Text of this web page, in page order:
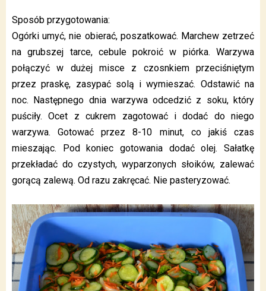
Sposób przygotowania:
Ogórki umyć, nie obierać, poszatkować. Marchew zetrzeć
na grubszej tarce, cebule pokroić w piórka. Warzywa
połączyć w dużej misce z czosnkiem przeciśniętym
przez praskę, zasypać solą i wymieszać. Odstawić na
noc. Następnego dnia warzywa odcedzić z soku, który
puściły. Ocet z cukrem zagotować i dodać do niego
warzywa. Gotować przez 8-10 minut, co jakiś czas
mieszając. Pod koniec gotowania dodać olej. Sałatkę
przekładać do czystych, wyparzonych słoików, zalewać
gorącą zalewą. Od razu zakręcać. Nie pasteryzować.